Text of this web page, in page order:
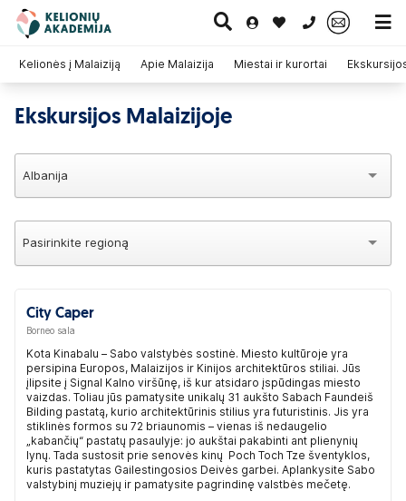
0 700 11007
Kelionės į Malaiziją Apie Malaizija Miestai ir kurortai
Ekskursijos Malaizijoje
Albanija
Pasirinkite regioną
City Caper
Borneo sala
Kota Kinabalu – Sabo valstybės sostinė. Miesto kultūroje yra
persipina Europos, Malaizijos ir Kinijos architektūros stiliai. Jūs
įlipsite į Signal Kalno viršūnę, iš kur atsidaro įspūdingas miesto
vaizdas. Toliau jūs pamatysite unikalų 31 aukšto Sabach Faundeiš
Bilding pastatą, kurio architektūrinis stilius yra futuristinis. Jis yra
stiklinės formos su 72 briaunomis – vienas iš nedaugelio
„kabančių“ pastatų pasaulyje: jo aukštai pakabinti ant plienynių
lynų. Tada sustosit prie senovės kinų Poch Toch Tze šventyklos,
kuris pastatytas Gailestingosios Deivės garbei. Aplankysite Sabo
valstybinį muziejų ir pamatysite pagrindinę valstbės mečetę.